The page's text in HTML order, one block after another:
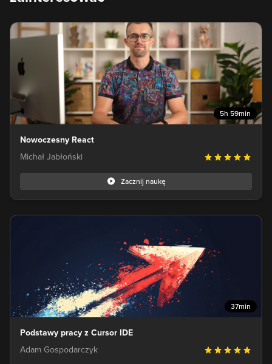
5h 59min
Nowoczesny React
Michał Jabłoński
Zacznij naukę
37min
Podstawy pracy z Cursor IDE
Adam Gospodarczyk